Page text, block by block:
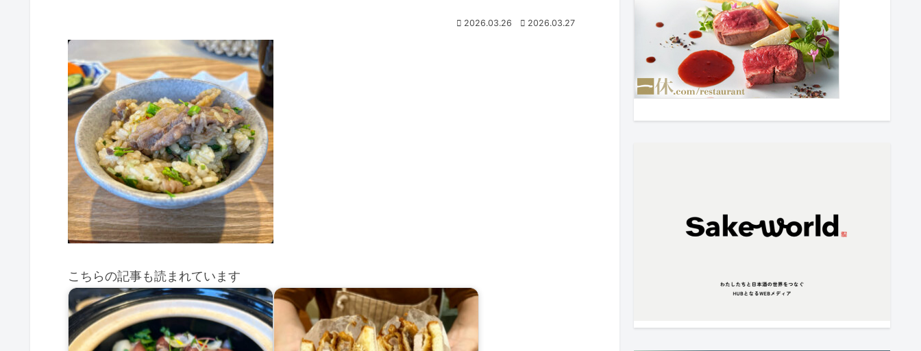
2026.03.26 2026.03.27
こちらの記事も読まれています